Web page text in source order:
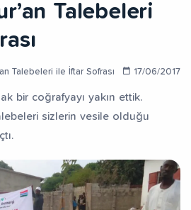
Talebeleri
Talebeleri ile İftar Sofrası 17/06/2017
bir coğrafyayı yakın ettik.
sizlerin vesile olduğu